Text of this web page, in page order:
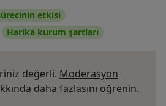
etkisi
Harika kurum şartları
değerli. Moderasyon
daha fazlasını öğrenin.